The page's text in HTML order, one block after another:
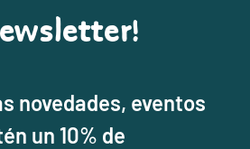
novedades, eventos
un 10% de